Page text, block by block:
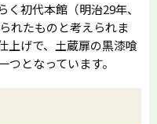
初代本館（明治29年、
れたものと考えられま
上げで、土蔵扉の黒漆喰
となっています。